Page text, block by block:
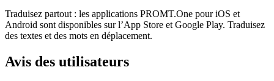
Traduisez partout : les applications PROMT.One pour iOS et
Android sont disponibles sur l’App Store et Google Play. Traduisez
des textes et des mots en déplacement.
Avis des utilisateurs